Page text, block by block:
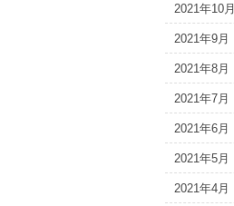
2021年10月
2021年9月
2021年8月
2021年7月
2021年6月
2021年5月
2021年4月